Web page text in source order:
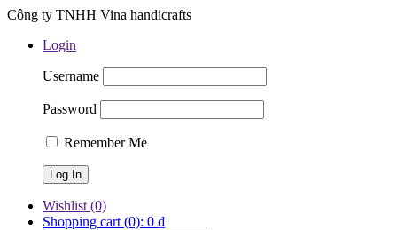
Công ty TNHH Vina handicrafts
Login
Username
Password
Remember Me
Wishlist (0)
Shopping cart (0): 0 ₫